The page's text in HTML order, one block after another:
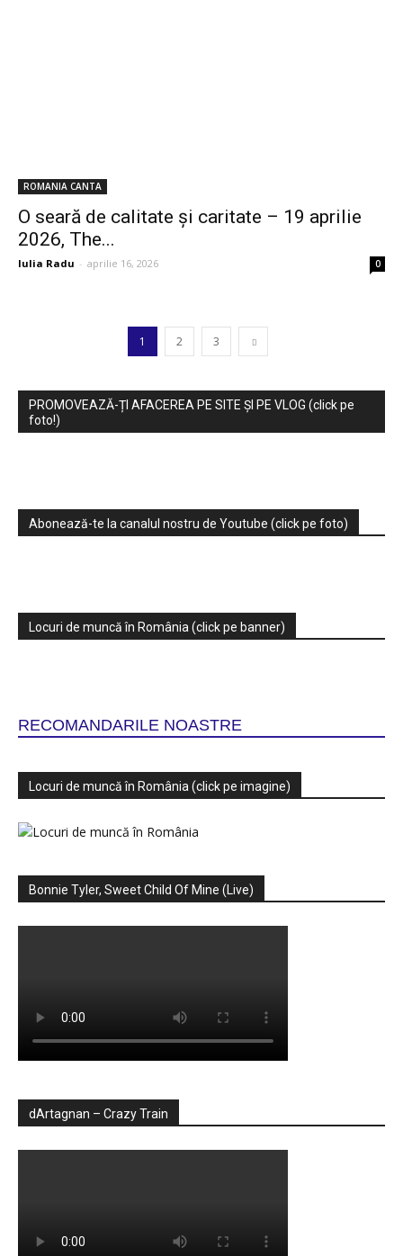
ROMANIA CANTA
O seară de calitate și caritate – 19 aprilie
2026, The...
Iulia Radu - aprilie 16, 2026 0
1 2 3
PROMOVEAZĂ-ȚI AFACEREA PE SITE ȘI PE VLOG (click pe
foto!)
Abonează-te la canalul nostru de Youtube (click pe foto)
Locuri de muncă în România (click pe banner)
RECOMANDARILE NOASTRE
Locuri de muncă în România (click pe imagine)
Bonnie Tyler, Sweet Child Of Mine (Live)
dArtagnan – Crazy Train